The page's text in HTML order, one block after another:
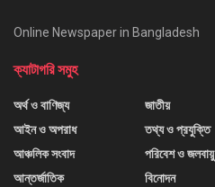
Online Newspaper in Bangladesh
ক্যাটাগরি সমুহ
অর্থ ও বাণিজ্য
আইন ও অপরাধ
আঞ্চলিক সংবাদ
আন্তর্জাতিক
জাতীয়
তথ্য ও প্রযুক্তি
পরিবেশ ও জলবায়ু
বিনোদন